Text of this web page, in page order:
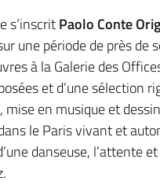
s’inscritPaolo Conte
une période de près de
à la Galerie des
et d’une sélection
en musique et
le Paris vivant et
danseuse, l’attente